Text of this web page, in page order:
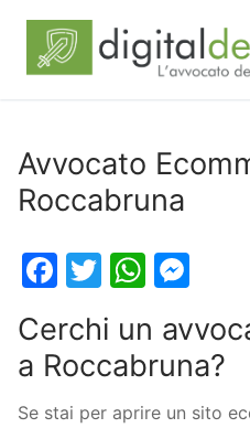
Avvocato
Roccabruna
Facebook
Twitter
Cerchi un
a Roccabruna?
Se stai per aprire un sito